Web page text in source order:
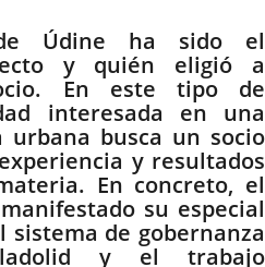
Údine ha sido el
y quién eligió a
En este tipo de
interesada en una
urbana busca un socio
y resultados
En concreto, el
su especial
de gobernanza
y el trabajo